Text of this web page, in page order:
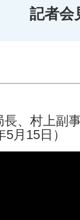
記者
、村上副
月15日）